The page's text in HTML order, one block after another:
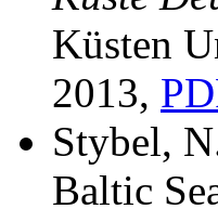
Küsten
2013,
Stybel,
Baltic